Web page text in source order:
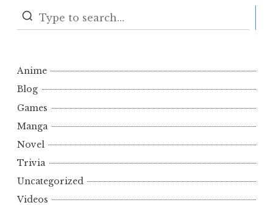
Anime
Blog
Games
Manga
Novel
Trivia
Uncategorized
Videos